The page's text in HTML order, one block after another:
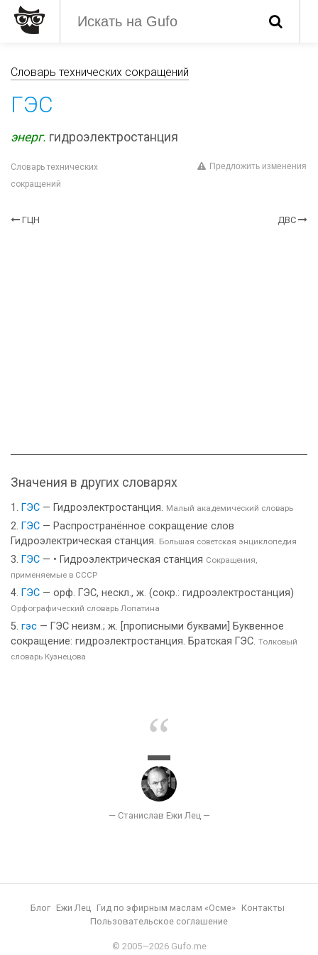
Словарь технических сокращений
ГЭС
энерг. гидроэлектростанция
Словарь технических
сокращений
Предложить изменения
ГЦН ДВС
Значения в других словарях
ГЭС — Гидроэлектростанция. Малый академический словарь
ГЭС — Распространённое сокращение слов
Гидроэлектрическая станция. Большая советская энциклопедия
ГЭС — • Гидроэлектрическая станция Сокращения,
применяемые в СССР
ГЭС — орф. ГЭС, нескл., ж. (сокр.: гидроэлектростанция)
Орфографический словарь Лопатина
гэс — ГЭС неизм.; ж. [прописными буквами] Буквенное
сокращение: гидроэлектростанция. Братская ГЭС. Толковый
словарь Кузнецова
Блог Ежи Лец Гид по эфирным маслам «Осме»
Контакты
Пользовательское соглашение
© 2005—2026 Gufo.me